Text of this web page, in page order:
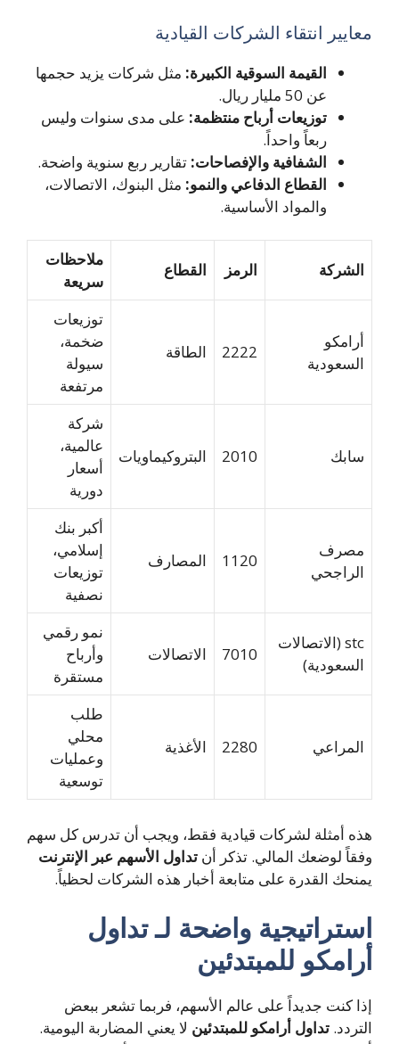
معايير انتقاء الشركات القيادية
القيمة السوقية الكبيرة: مثل شركات يزيد حجمها
عن 50 مليار ريال.
توزيعات أرباح منتظمة: على مدى سنوات وليس
ربعاً واحداً.
الشفافية والإفصاحات: تقارير ربع سنوية واضحة.
القطاع الدفاعي والنمو: مثل البنوك، الاتصالات،
والمواد الأساسية.
الشركة الرمز القطاع
ملاحظات
سريعة
أرامكو
السعودية
2222 الطاقة
توزيعات
ضخمة،
سيولة
مرتفعة
سابك 2010 البتروكيماويات
شركة
عالمية،
أسعار
دورية
مصرف
الراجحي
1120 المصارف
أكبر بنك
إسلامي،
توزيعات
نصفية
stc (الاتصالات
السعودية)
7010 الاتصالات
نمو رقمي
وأرباح
مستقرة
المراعي 2280 الأغذية
طلب
محلي
وعمليات
توسعية
هذه أمثلة لشركات قيادية فقط، ويجب أن تدرس كل سهم
وفقاً لوضعك المالي. تذكر أن تداول الأسهم عبر الإنترنت
يمنحك القدرة على متابعة أخبار هذه الشركات لحظياً.
استراتيجية واضحة لـ تداول
أرامكو للمبتدئين
إذا كنت جديداً على عالم الأسهم، فربما تشعر ببعض
التردد. تداول أرامكو للمبتدئين لا يعني المضاربة اليومية.